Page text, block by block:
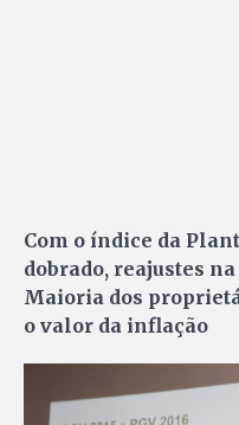
Com o índice da
dobrado, reajustes
Maioria dos
o valor da inflação